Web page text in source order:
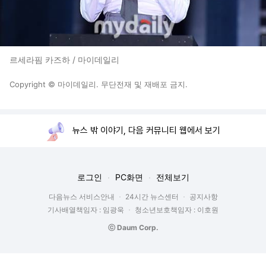
르세라핌 카즈하 / 마이데일리
Copyright © 마이데일리. 무단전재 및 재배포 금지.
뉴스 밖 이야기, 다음 커뮤니티 웹에서 보기
로그인 PC화면 전체보기
다음뉴스 서비스안내 24시간 뉴스센터
공지사항
기사배열책임자 : 임광욱
청소년보호책임자 : 이호원
ⓒ Daum Corp.